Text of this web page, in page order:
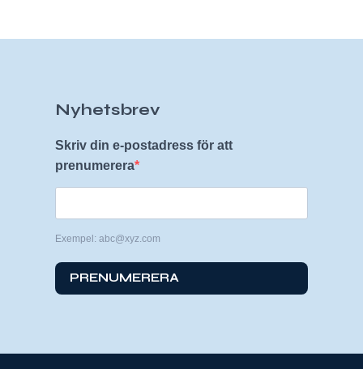
Nyhetsbrev
Skriv din e-postadress för att
prenumerera
Exempel: abc@xyz.com
PRENUMERERA